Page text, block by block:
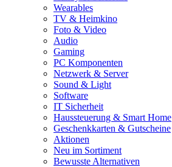
Wearables
TV & Heimkino
Foto & Video
Audio
Gaming
PC Komponenten
Netzwerk & Server
Sound & Light
Software
IT Sicherheit
Haussteuerung & Smart Home
Geschenkkarten & Gutscheine
Aktionen
Neu im Sortiment
Bewusste Alternativen